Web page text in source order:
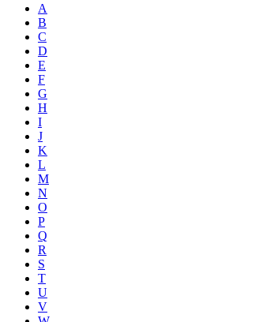
A
B
C
D
E
F
G
H
I
J
K
L
M
N
O
P
Q
R
S
T
U
V